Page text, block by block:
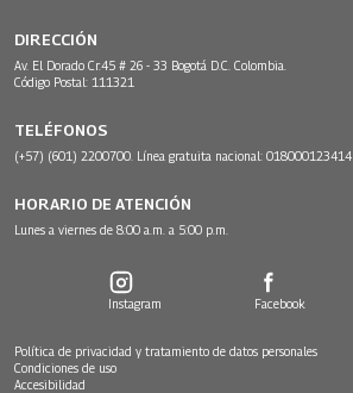
DIRECCIÓN
Av. El Dorado Cr.45 # 26 - 33 Bogotá D.C. Colombia.
Código Postal: 111321
TELÉFONOS
(+57) (601) 2200700. Línea gratuita nacional: 018000123414
HORARIO DE ATENCIÓN
Lunes a viernes de 8:00 a.m. a 5:00 p.m.
Instagram Facebook
Política de privacidad y tratamiento de datos personales
Condiciones de uso
Accesibilidad